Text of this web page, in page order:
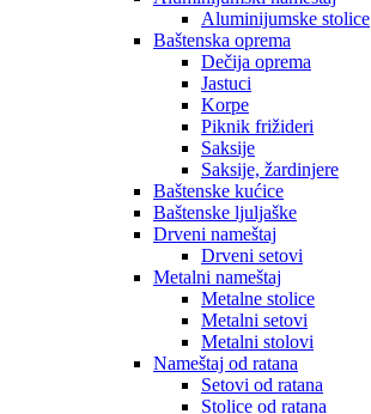
Aluminijumske stolice
Baštenska oprema
Dečija oprema
Jastuci
Korpe
Piknik frižideri
Saksije
Saksije, žardinjere
Baštenske kućice
Baštenske ljuljaške
Drveni nameštaj
Drveni setovi
Metalni nameštaj
Metalne stolice
Metalni setovi
Metalni stolovi
Nameštaj od ratana
Setovi od ratana
Stolice od ratana